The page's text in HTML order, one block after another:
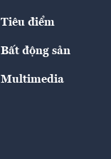
Tiêu điểm
Bất động sản
Multimedia